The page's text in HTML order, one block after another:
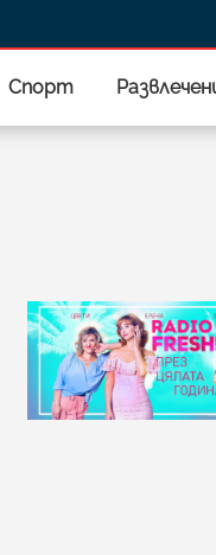
Спорт